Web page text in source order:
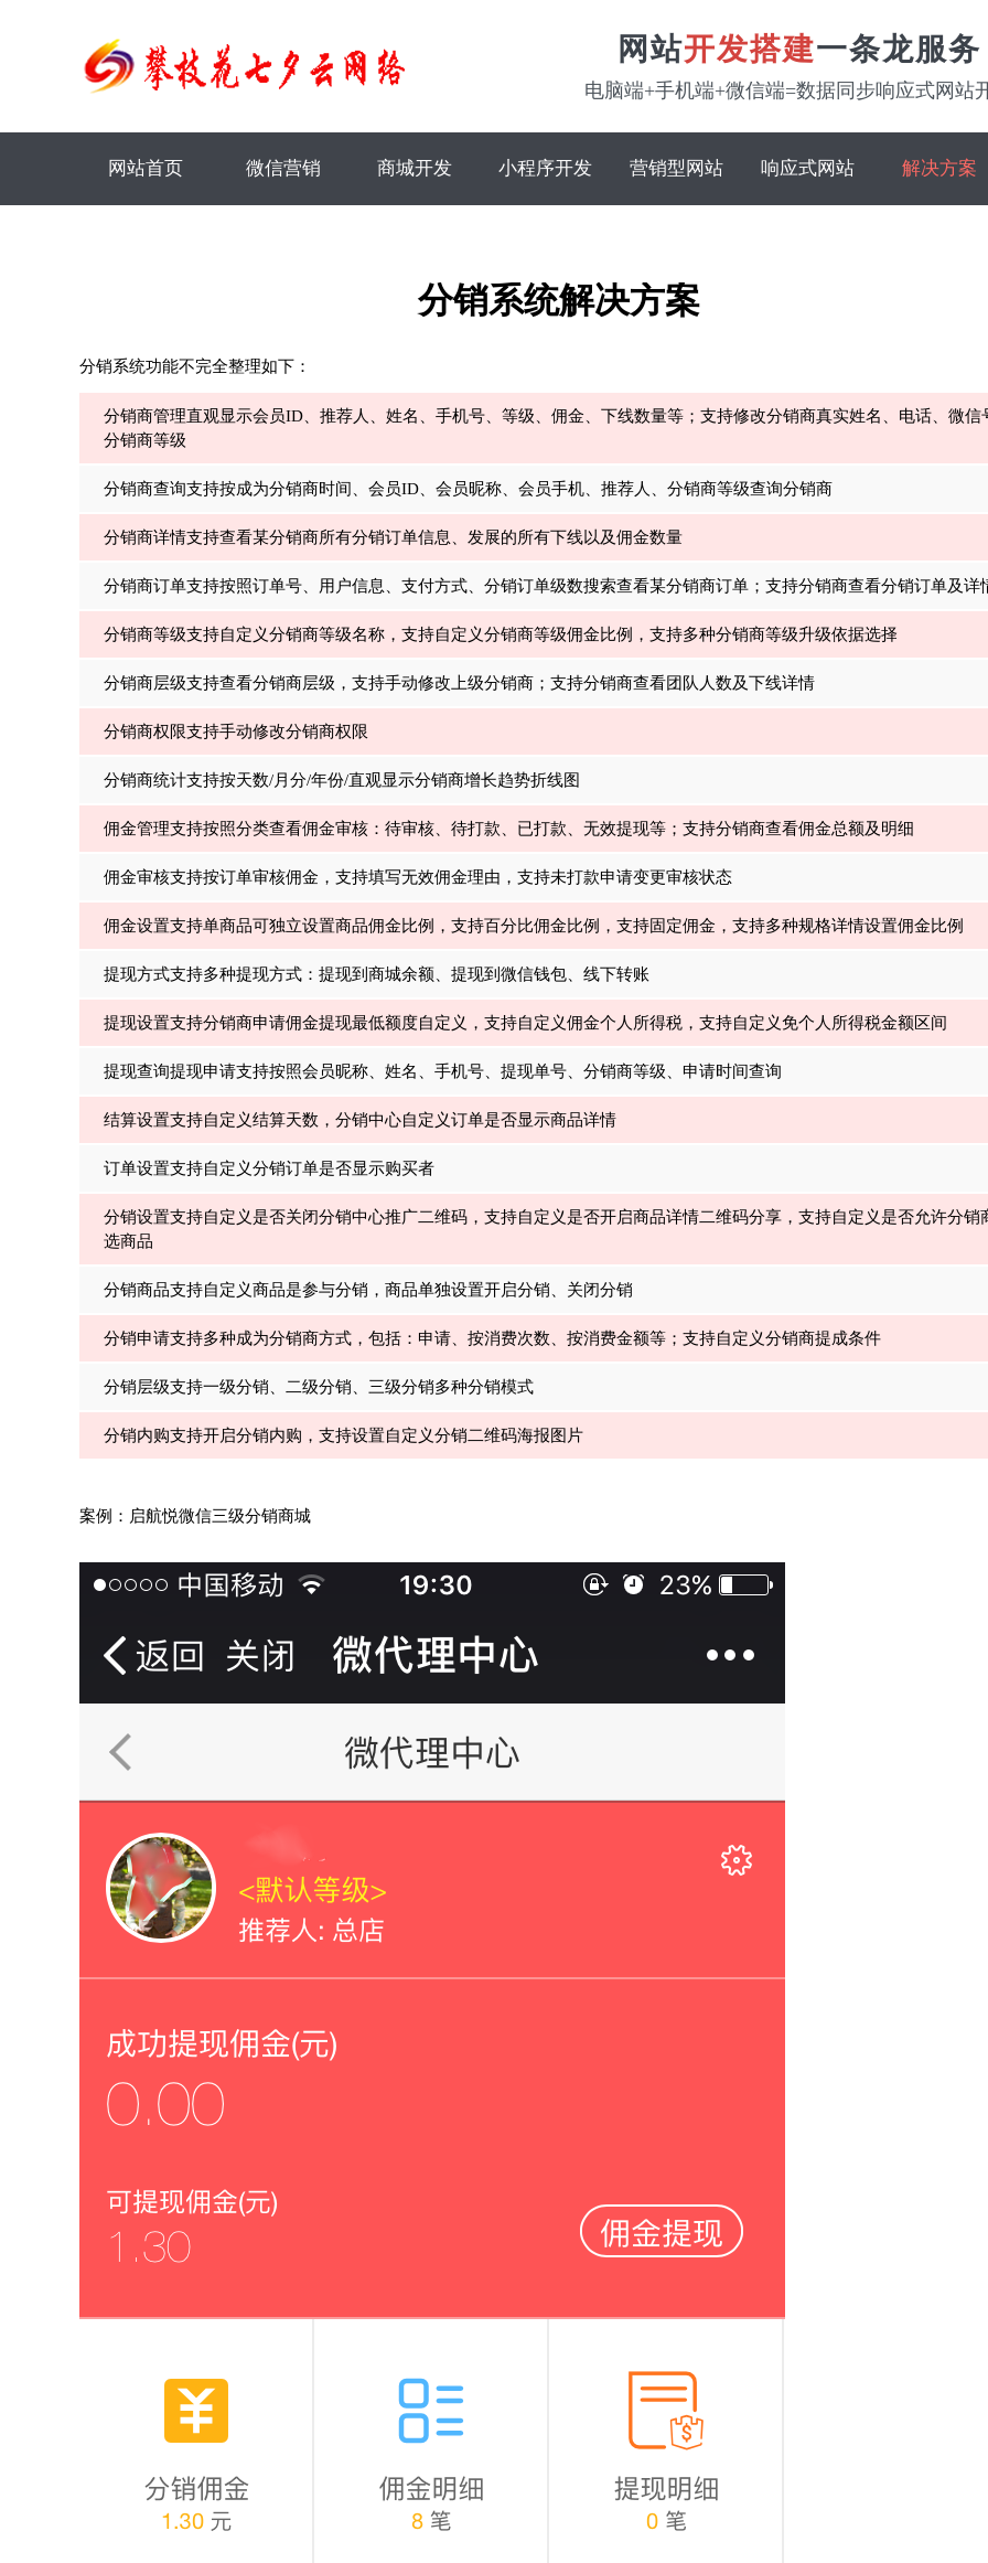
网站开发搭建一条龙服务
电脑端+手机端+微信端=数据同步响应式网站
网站首页 微信营销 商城开发 小程序开发 营销型网站 响应式网站 解决方案
分销系统解决方案
分销系统功能不完全整理如下：
分销商管理直观显示会员ID、推荐人、姓名、手机号、等级、佣金、下线数量等；支持修改分销商真实姓名、电话、微信
分销商等级
分销商查询支持按成为分销商时间、会员ID、会员昵称、会员手机、推荐人、分销商等级查询分销商
分销商详情支持查看某分销商所有分销订单信息、发展的所有下线以及佣金数量
分销商订单支持按照订单号、用户信息、支付方式、分销订单级数搜索查看某分销商订单；支持分销商查看分销订单及详
分销商等级支持自定义分销商等级名称，支持自定义分销商等级佣金比例，支持多种分销商等级升级依据选择
分销商层级支持查看分销商层级，支持手动修改上级分销商；支持分销商查看团队人数及下线详情
分销商权限支持手动修改分销商权限
分销商统计支持按天数/月分/年份/直观显示分销商增长趋势折线图
佣金管理支持按照分类查看佣金审核：待审核、待打款、已打款、无效提现等；支持分销商查看佣金总额及明细
佣金审核支持按订单审核佣金，支持填写无效佣金理由，支持未打款申请变更审核状态
佣金设置支持单商品可独立设置商品佣金比例，支持百分比佣金比例，支持固定佣金，支持多种规格详情设置佣金比例
提现方式支持多种提现方式：提现到商城余额、提现到微信钱包、线下转账
提现设置支持分销商申请佣金提现最低额度自定义，支持自定义佣金个人所得税，支持自定义免个人所得税金额区间
提现查询提现申请支持按照会员昵称、姓名、手机号、提现单号、分销商等级、申请时间查询
结算设置支持自定义结算天数，分销中心自定义订单是否显示商品详情
订单设置支持自定义分销订单是否显示购买者
分销设置支持自定义是否关闭分销中心推广二维码，支持自定义是否开启商品详情二维码分享，支持自定义是否允许分销
选商品
分销商品支持自定义商品是参与分销，商品单独设置开启分销、关闭分销
分销申请支持多种成为分销商方式，包括：申请、按消费次数、按消费金额等；支持自定义分销商提成条件
分销层级支持一级分销、二级分销、三级分销多种分销模式
分销内购支持开启分销内购，支持设置自定义分销二维码海报图片
案例：启航悦微信三级分销商城